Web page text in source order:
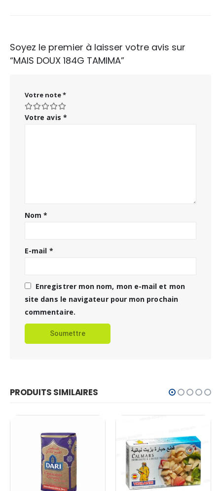
Soyez le premier à laisser votre avis sur
“MAIS DOUX 184G TAMIMA”
Votre note*
Votre avis *
Nom*
E-mail *
Enregistrer mon nom, mon e-mail et mon
site dans le navigateur pour mon prochain
commentaire.
PRODUITS SIMILAIRES